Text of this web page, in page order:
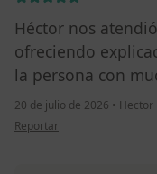
Héctor nos
ofreciendo
la persona con
20 de julio de 2026 • Hector
en opinión del usuario
Reportar